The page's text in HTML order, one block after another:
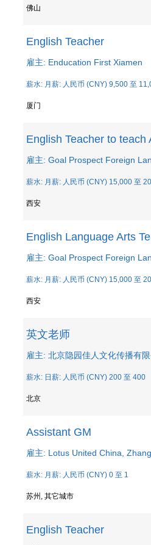
佛山
English Teacher
雇主: Enducation First Xiamen
薪水: 月薪: 人民币 (CNY) 9,500 至
厦门
English Teacher to
雇主: Goal Prospect Foreign
薪水: 月薪: 人民币 (CNY) 15,000 至
西安
English Language Arts
雇主: Goal Prospect Foreign
薪水: 月薪: 人民币 (CNY) 15,000 至
西安
英文老师
雇主: 北京隐园佳人文化传播有
薪水: 日薪: 人民币 (CNY) 200 至 400
北京
Assistant GM
雇主: Lotus United China,
薪水: 月薪: 人民币 (CNY) 0 至 1
苏州, 其它城市
English Teacher